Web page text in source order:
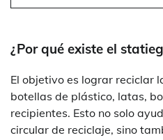
¿Por qué existe el
El objetivo es lograr reciclar
botellas de plástico, latas,
recipientes. Esto no solo
circular de reciclaje, sino